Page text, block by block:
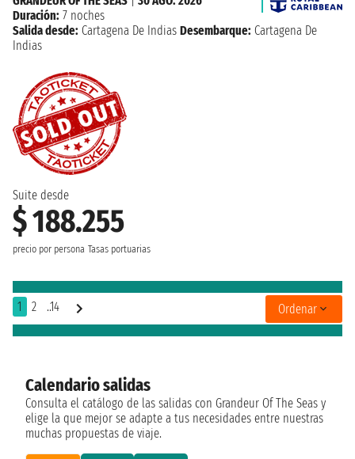
Suite desde
$ 188.255
precio por persona Tasas portuarias
Duración: 7 noches
Salida desde: Cartagena De Indias Desembarque: Cartagena De
Indias
1 2 ..14 Ordenar
Calendario salidas
Consulta el catálogo de las salidas con Grandeur Of The Seas y
elige la que mejor se adapte a tus necesidades entre nuestras
muchas propuestas de viaje.